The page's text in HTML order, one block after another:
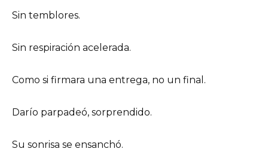
Sin temblores.
Sin respiración acelerada.
Como si firmara una entrega, no un final.
Darío parpadeó, sorprendido.
Su sonrisa se ensanchó.